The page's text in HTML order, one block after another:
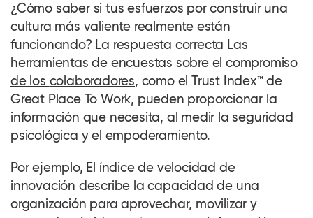
¿Cómo saber si tus esfuerzos por construir una
cultura más valiente realmente están
funcionando? La respuesta correcta Las
herramientas de encuestas sobre el compromiso
de los colaboradores, como el Trust Index™ de
Great Place To Work, pueden proporcionar la
información que necesita, al medir la seguridad
psicológica y el empoderamiento.
Por ejemplo, El índice de velocidad de
innovación describe la capacidad de una
organización para aprovechar, movilizar y